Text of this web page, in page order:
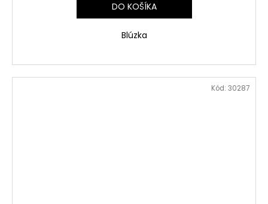
DO KOŠÍKA
Blúzka
Kód: 30287